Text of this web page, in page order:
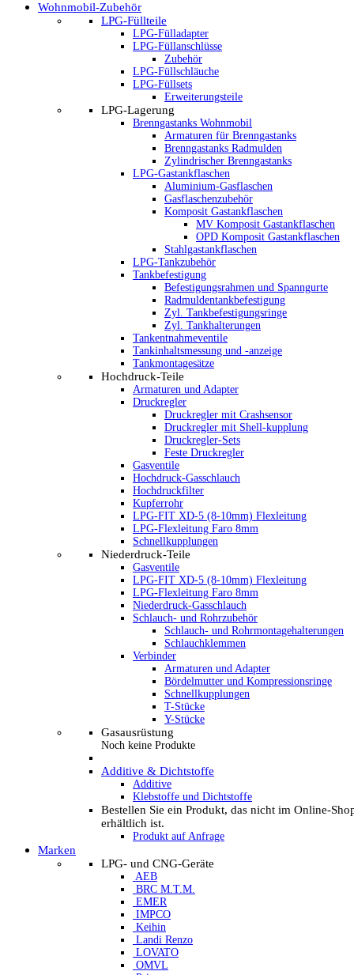
Wohnmobil-Zubehör
LPG-Füllteile
LPG-Fülladapter
LPG-Füllanschlüsse
Zubehör
LPG-Füllschläuche
LPG-Füllsets
Erweiterungsteile
LPG-Lagerung
Brenngastanks Wohnmobil
Armaturen für Brenngastanks
Brenngastanks Radmulden
Zylindrischer Brenngastanks
LPG-Gastankflaschen
Aluminium-Gasflaschen
Gasflaschenzubehör
Komposit Gastankflaschen
MV Komposit Gastankflaschen
OPD Komposit Gastankflaschen
Stahlgastankflaschen
LPG-Tankzubehör
Tankbefestigung
Befestigungsrahmen und Spanngurte
Radmuldentankbefestigung
Zyl. Tankbefestigungsringe
Zyl. Tankhalterungen
Tankentnahmeventile
Tankinhaltsmessung und -anzeige
Tankmontagesätze
Hochdruck-Teile
Armaturen und Adapter
Druckregler
Druckregler mit Crashsensor
Druckregler mit Shell-kupplung
Druckregler-Sets
Feste Druckregler
Gasventile
Hochdruck-Gasschlauch
Hochdruckfilter
Kupferrohr
LPG-FIT XD-5 (8-10mm) Flexleitung
LPG-Flexleitung Faro 8mm
Schnellkupplungen
Niederdruck-Teile
Gasventile
LPG-FIT XD-5 (8-10mm) Flexleitung
LPG-Flexleitung Faro 8mm
Niederdruck-Gasschlauch
Schlauch- und Rohrzubehör
Schlauch- und Rohrmontagehalterungen
Schlauchklemmen
Verbinder
Armaturen und Adapter
Bördelmutter und Kompressionsringe
Schnellkupplungen
T-Stücke
Y-Stücke
Gasausrüstung
Noch keine Produkte
Additive & Dichtstoffe
Additive
Klebstoffe und Dichtstoffe
Bestellen Sie ein Produkt, das nicht im Online-
erhältlich ist.
Produkt auf Anfrage
Marken
LPG- und CNG-Geräte
AEB
BRC M.T.M.
EMER
IMPCO
Keihin
Landi Renzo
LOVATO
OMVL